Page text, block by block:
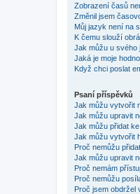
Zobrazení časů
Změnil jsem
Můj jazyk není na
K čemu slouží
Jak můžu u svého
Jaká je moje
Když chci poslat
Psaní příspěvků
Jak můžu vytvořit
Jak můžu upravit
Jak můžu přidat
Jak můžu vytvořit
Proč nemůžu
Jak můžu upravit
Proč nemám
Proč nemůžu
Proč jsem obdržel